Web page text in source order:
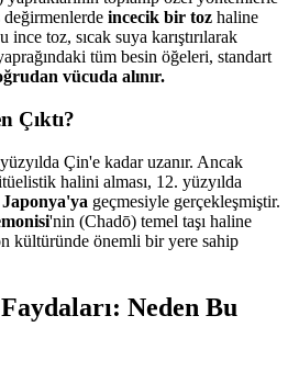
değirmenlerde incecik bir toz haline
toz, sıcak suya karıştırılarak
tüm besin öğeleri, standart
vücuda alınır.
Çıktı?
Çin'e kadar uzanır. Ancak
halini alması, 12. yüzyılda
Japonya'ya geçmesiyle gerçekleşmiştir.
'nin (Chadō) temel taşı haline
kültüründe önemli bir yere sahip
Neden Bu